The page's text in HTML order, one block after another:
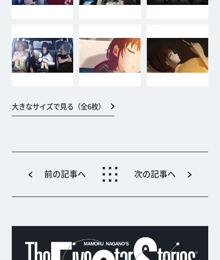
大きなサイズで見る（全6枚）
前の記事へ 次の記事へ